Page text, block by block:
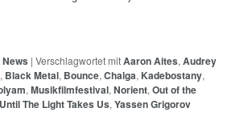
News |Verschlagwortet mitAaron Aites,Audrey
, Black Metal, Bounce,Chalga, Kadebostany,
,Musikfilmfestival,Norient,Out of the
Until The Light Takes Us,Yassen Grigorov